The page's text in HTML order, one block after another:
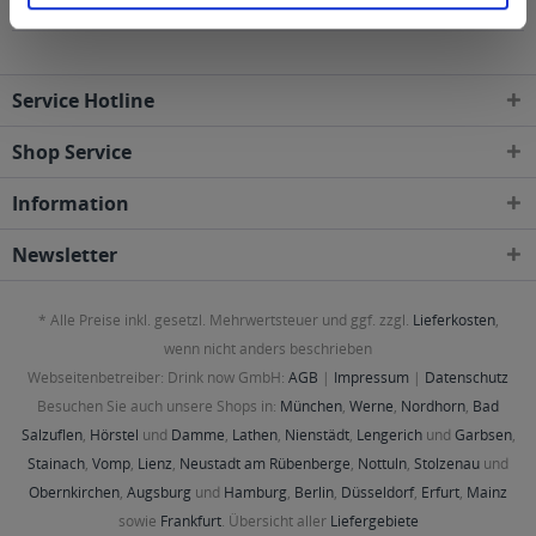
Service Hotline
Shop Service
Information
Newsletter
* Alle Preise inkl. gesetzl. Mehrwertsteuer und ggf. zzgl. Lieferkosten,
wenn nicht anders beschrieben
Webseitenbetreiber: Drink now GmbH: AGB | Impressum | Datenschutz
Besuchen Sie auch unsere Shops in: München, Werne, Nordhorn, Bad
Salzuflen, Hörstel und Damme, Lathen, Nienstädt, Lengerichund Garbsen,
Stainach, Vomp, Lienz, Neustadt am Rübenberge, Nottuln, Stolzenau und
Obernkirchen, Augsburg und Hamburg, Berlin, Düsseldorf, Erfurt, Mainz
sowie Frankfurt. Übersicht aller Liefergebiete